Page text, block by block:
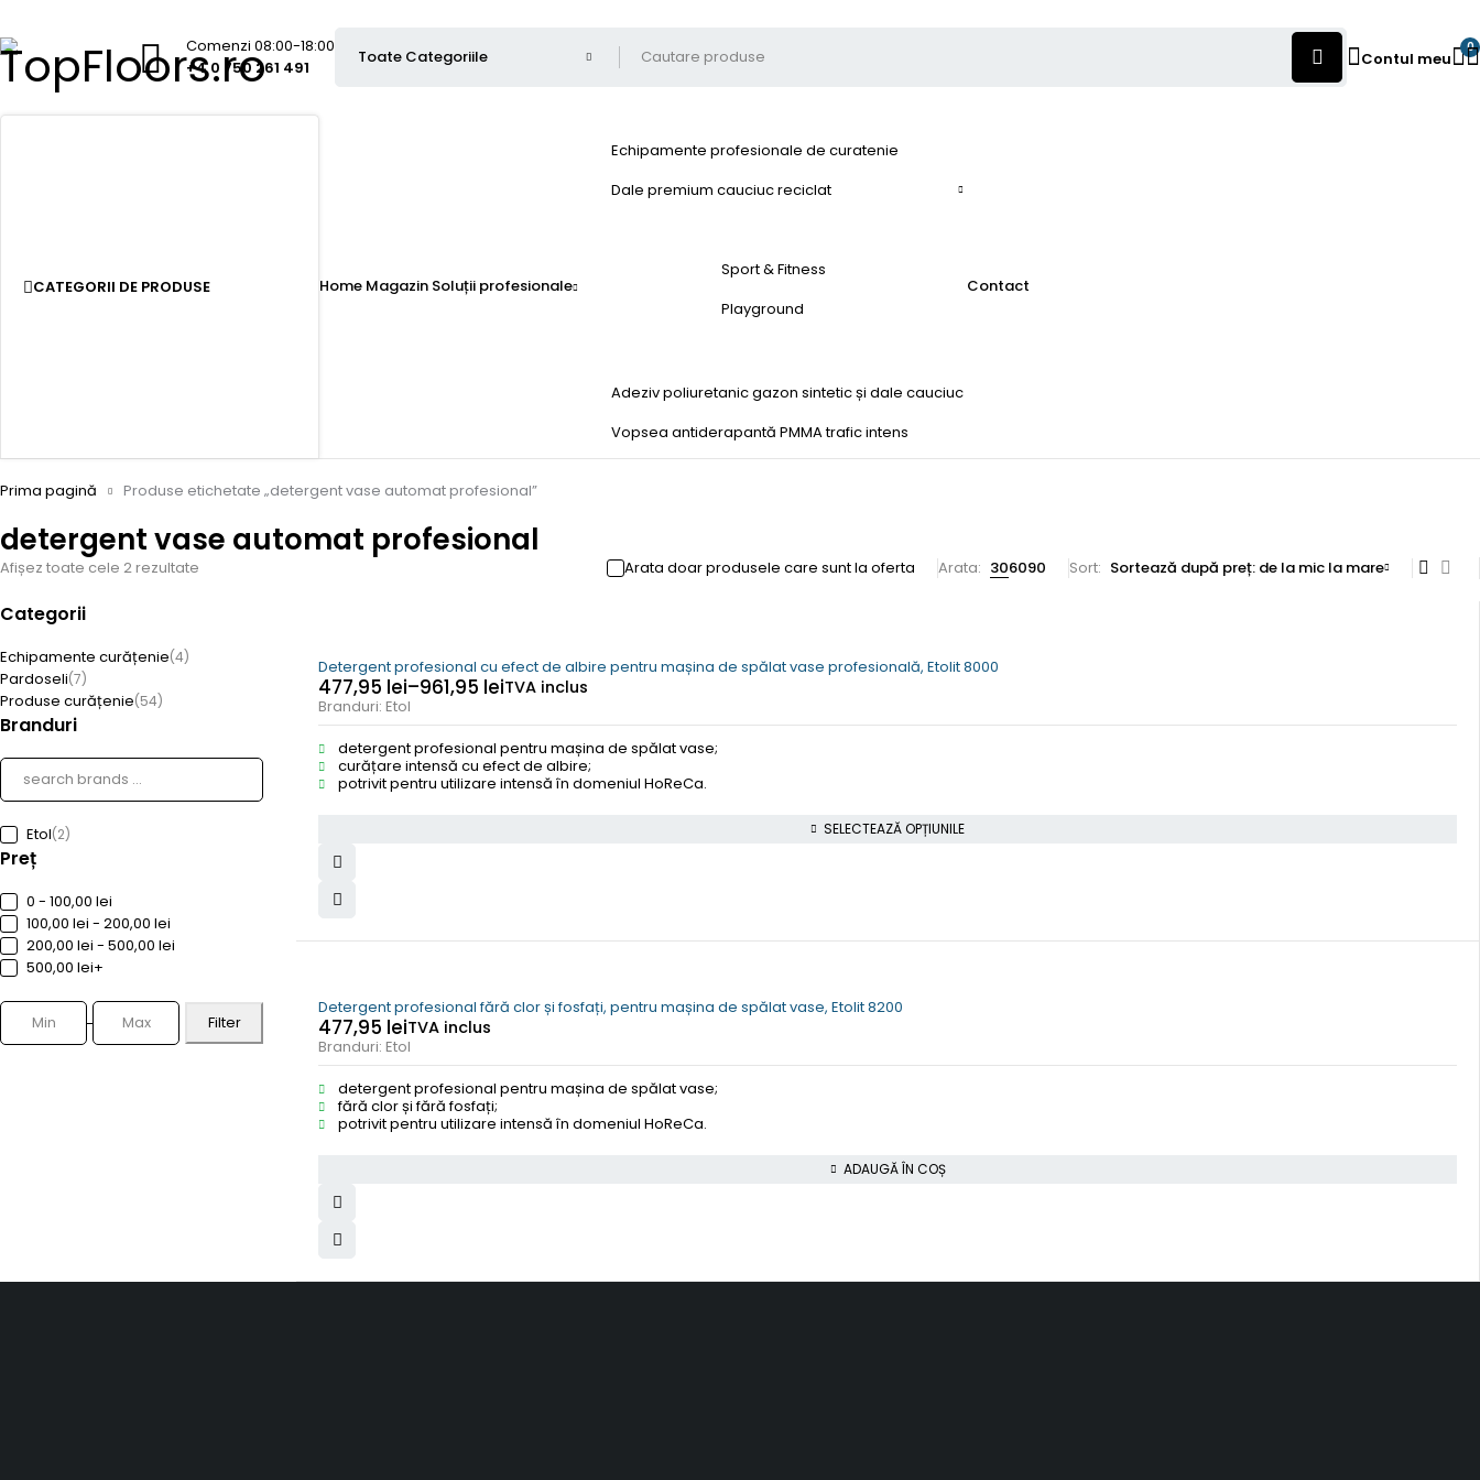
Comenzi 08:00-18:00
+4 0 750 261 491
Contul meu
0
CATEGORII DE PRODUSE Home Magazin Soluții profesionale
Echipamente profesionale de curatenie
Dale premium cauciuc reciclat
Sport & Fitness
Playground
Adeziv poliuretanic gazon sintetic și dale cauciuc
Vopsea antiderapantă PMMA trafic intens
Contact
detergent vase automat profesional
Prima pagină Produse etichetate „detergent vase automat profesional”
Categorii
Echipamente curățenie(4)
Pardoseli(7)
Produse curățenie(54)
Branduri
Etol(2)
Preț
0 - 100,00 lei
100,00 lei - 200,00 lei
200,00 lei - 500,00 lei
500,00 lei+
Filter
Afișez toate cele 2 rezultate Arata doar produsele care sunt la oferta Arata: 306090 Sort Sortează după preț: de la mic la mare
Detergent profesional cu efect de albire pentru mașina de spălat vase profesională, Etolit 8000
477,95 lei–961,95 leiTVA inclus
Branduri: Etol
detergent profesional pentru mașina de spălat vase;
curățare intensă cu efect de albire;
potrivit pentru utilizare intensă în domeniul HoReCa.
SELECTEAZĂ OPȚIUNILE
Detergent profesional fără clor și fosfați, pentru mașina de spălat vase, Etolit 8200
477,95 leiTVA inclus
Branduri: Etol
detergent profesional pentru mașina de spălat vase;
fără clor și fără fosfați;
potrivit pentru utilizare intensă în domeniul HoReCa.
ADAUGĂ ÎN COȘ